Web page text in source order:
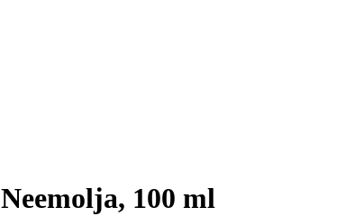
Neemolja, 100 ml